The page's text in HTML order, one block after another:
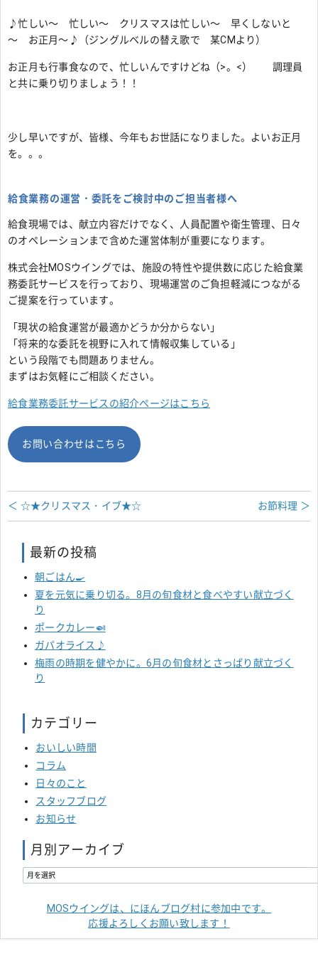
♪忙しい～ 忙しい～ クリスマスは忙しい～ 早くしないと
～ お正月～♪（ジングルベルの替え歌で 某CMより）
お正月も行事食なので、忙しいんですけどね（>。<） 調理員
と共に乗り切りましょう！！
少し早いですが、皆様、今年もお世話になりました。よいお正月
を。。。
給食業務の運営・委託をご検討中のご担当者様へ
給食現場では、献立内容だけでなく、人員配置や衛生管理、日々
のオペレーションまで含めた運営体制が重要になります。
株式会社MOSウイングでは、施設の特性や提供数に応じた給食業
務委託サービスを行っており、現場運営のご負担軽減につながる
ご提案を行っています。
「現状の給食運営が最適かどうか分からない」
「将来的な委託を視野に入れて情報収集している」
という段階でも問題ありません。
まずはお気軽にご相談ください。
給食業務委託サービスの紹介ページはこちら
お問い合わせはこちら
お節料理 ＞
＜ ☆★クリスマス・イブ★☆
最新の投稿
朝ごはん🍳
夏を元気に乗り切る。8月の旬食材と食べやすい献立づく
り
ポークカレー🍛
ガパオライス♪
梅雨の時期を健やかに。6月の旬食材とさっぱり献立づく
り
カテゴリー
おいしい時間
コラム
日々のこと
スタッフブログ
お知らせ
月別アーカイブ
MOSウイングは、にほんブログ村に参加中です。
応援よろしくお願い致します！